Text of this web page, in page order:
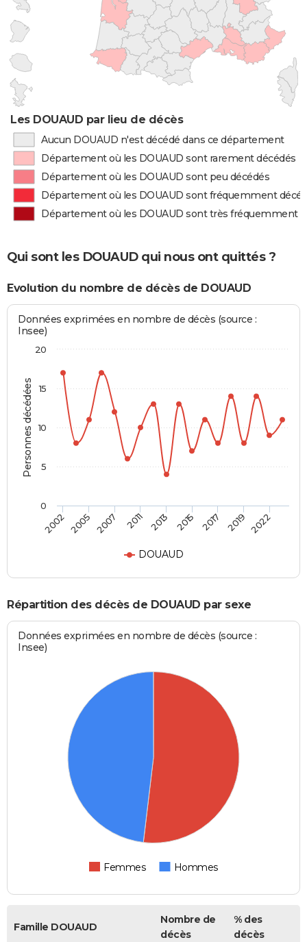
Les DOUAUD par lieu de décès
Aucun DOUAUD n'est décédé dans ce département
Département où les DOUAUD sont rarement décédés
Département où les DOUAUD sont peu décédés
Département où les DOUAUD sont fréquemment
Département où les DOUAUD sont très fréquemment
Qui sont les DOUAUD qui nous ont quittés ?
Evolution du nombre de décès de DOUAUD
Personnes décédées
Données exprimées en nombre de décès (source :
Insee)
DOUAUD
2002 2005 2007 2011 2013 2015 2017 2019 2022
0
5
10
15
20
Répartition des décès de DOUAUD par sexe
Données exprimées en nombre de décès (source :
Insee)
Femmes Hommes
Famille DOUAUD
Nombre de
décès
% des
décès